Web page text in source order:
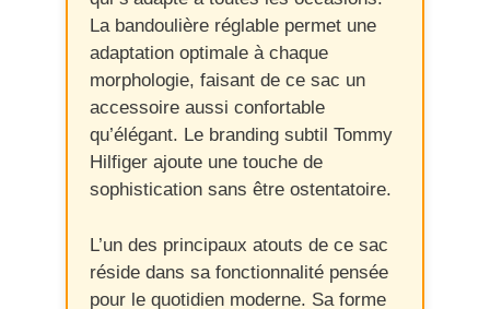
La bandoulière réglable permet une
adaptation optimale à chaque
morphologie, faisant de ce sac un
accessoire aussi confortable
qu’élégant. Le branding subtil Tommy
Hilfiger ajoute une touche de
sophistication sans être ostentatoire.
L’un des principaux atouts de ce sac
réside dans sa fonctionnalité pensée
pour le quotidien moderne. Sa forme